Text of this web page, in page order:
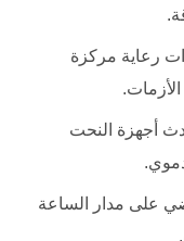
رعاية مركزة
أجهزة النحت
على مدار الساعة